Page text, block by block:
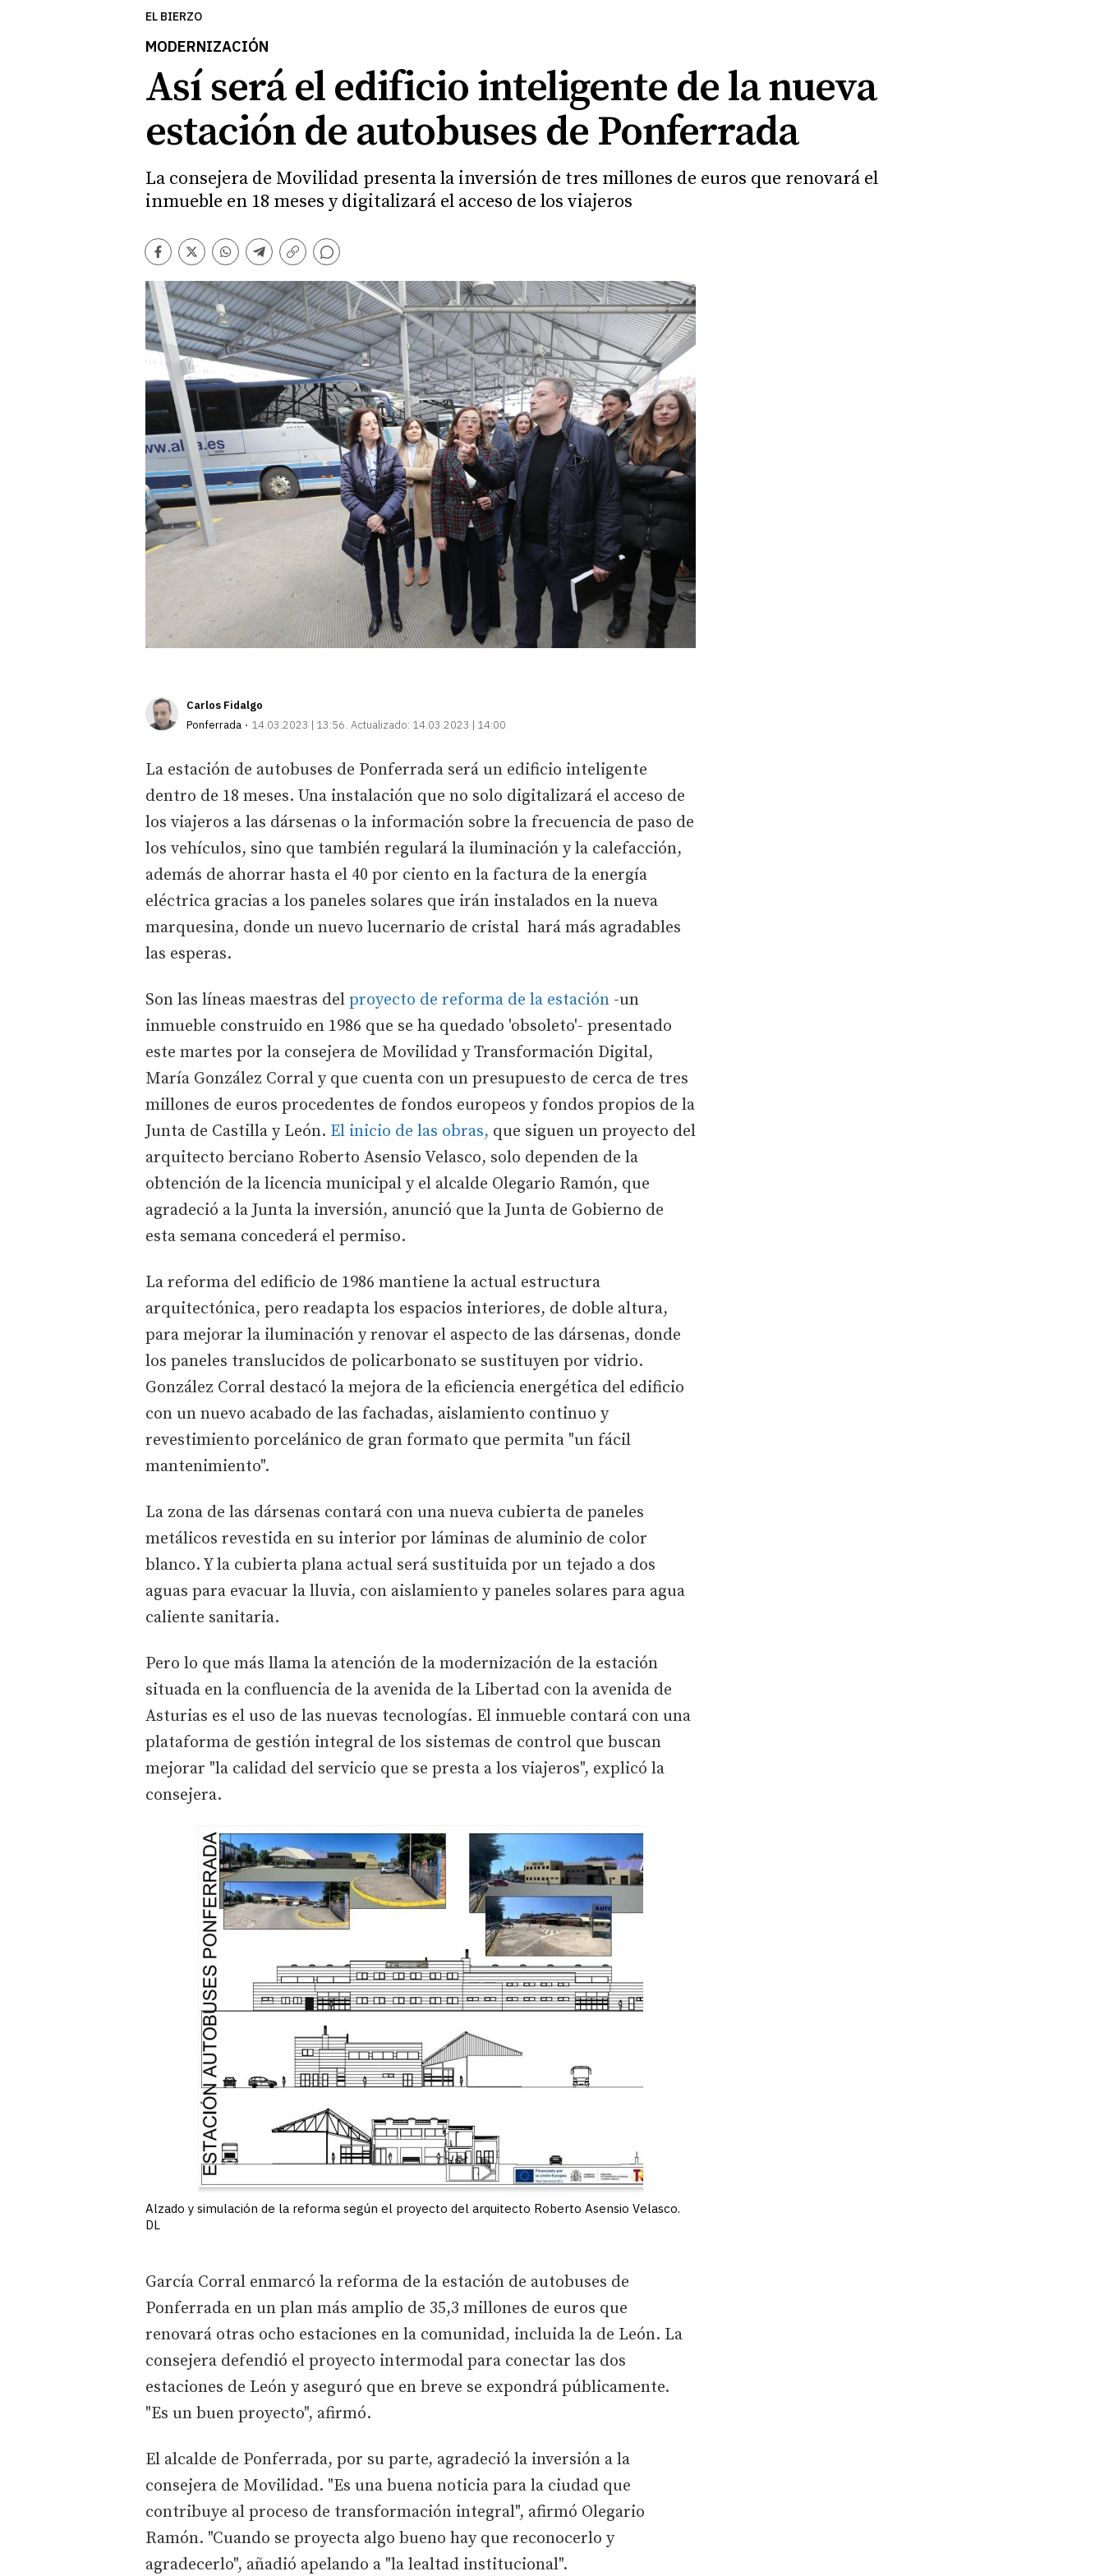
EL BIERZO
MODERNIZACIÓN
Así será el edificio inteligente de la nueva
estación de autobuses de Ponferrada
La consejera de Movilidad presenta la inversión de tres millones de euros que renovará el
inmueble en 18 meses y digitalizará el acceso de los viajeros
Facebook
TwitterWhatsapp
Telegram
Copiar
enlace
Comentarios
Carlos Fidalgo
Ponferrada
14.03.2023 | 13:56 Actualizado: 14.03.2023 | 14:00
La estación de autobuses de Ponferrada será un edificio inteligente
dentro de 18 meses. Una instalación que no solo digitalizará el acceso de
los viajeros a las dársenas o la información sobre la frecuencia de paso de
los vehículos, sino que también regulará la iluminación y la calefacción,
además de ahorrar hasta el 40 por ciento en la factura de la energía
eléctrica gracias a los paneles solares que irán instalados en la nueva
marquesina, donde un nuevo lucernario de cristal hará más agradables
las esperas.
Son las líneas maestras del proyecto de reforma de la estación -un
inmueble construido en 1986 que se ha quedado 'obsoleto'- presentado
este martes por la consejera de Movilidad y Transformación Digital,
María González Corral y que cuenta con un presupuesto de cerca de tres
millones de euros procedentes de fondos europeos y fondos propios de la
Junta de Castilla y León. El inicio de las obras, que siguen un proyecto del
arquitecto berciano Roberto Asensio Velasco, solo dependen de la
obtención de la licencia municipal y el alcalde Olegario Ramón, que
agradeció a la Junta la inversión, anunció que la Junta de Gobierno de
esta semana concederá el permiso.
La reforma del edificio de 1986 mantiene la actual estructura
arquitectónica, pero readapta los espacios interiores, de doble altura,
para mejorar la iluminación y renovar el aspecto de las dársenas, donde
los paneles translucidos de policarbonato se sustituyen por vidrio.
González Corral destacó la mejora de la eficiencia energética del edificio
con un nuevo acabado de las fachadas, aislamiento continuo y
revestimiento porcelánico de gran formato que permita "un fácil
mantenimiento".
La zona de las dársenas contará con una nueva cubierta de paneles
metálicos revestida en su interior por láminas de aluminio de color
blanco. Y la cubierta plana actual será sustituida por un tejado a dos
aguas para evacuar la lluvia, con aislamiento y paneles solares para agua
caliente sanitaria.
Pero lo que más llama la atención de la modernización de la estación
situada en la confluencia de la avenida de la Libertad con la avenida de
Asturias es el uso de las nuevas tecnologías. El inmueble contará con una
plataforma de gestión integral de los sistemas de control que buscan
mejorar "la calidad del servicio que se presta a los viajeros", explicó la
consejera.
Alzado y simulación de la reforma según el proyecto del arquitecto Roberto Asensio Velasco.
DL
García Corral enmarcó la reforma de la estación de autobuses de
Ponferrada en un plan más amplio de 35,3 millones de euros que
renovará otras ocho estaciones en la comunidad, incluida la de León. La
consejera defendió el proyecto intermodal para conectar las dos
estaciones de León y aseguró que en breve se expondrá públicamente.
"Es un buen proyecto", afirmó.
El alcalde de Ponferrada, por su parte, agradeció la inversión a la
consejera de Movilidad. "Es una buena noticia para la ciudad que
contribuye al proceso de transformación integral", afirmó Olegario
Ramón. "Cuando se proyecta algo bueno hay que reconocerlo y
agradecerlo", añadió apelando a "la lealtad institucional".